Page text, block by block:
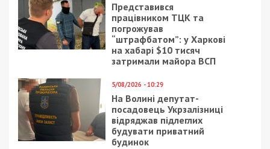
Представився
працівником ТЦК та
погрожував
“штрафбатом”: у Харкові
на хабарі $10 тисяч
затримали майора ВСП
5/08/2026 - 10:29
На Волині депутат-
посадовець Укрзалізниці
відряджав підлеглих
будувати приватний
будинок